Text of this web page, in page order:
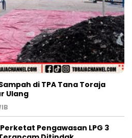
di TPA Tana Toraja
Ulang
Pengawasan LPG 3